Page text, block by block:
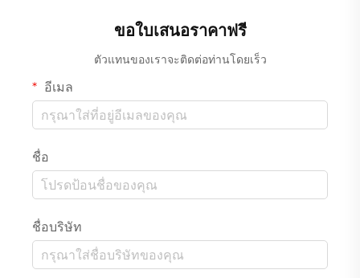
ขอใบเสนอราคาฟรี
ตัวแทนของเราจะติดต่อท่านโดยเร็ว
อีเมล
ชื่อ
ชื่อบริษัท